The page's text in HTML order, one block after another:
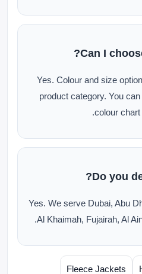
Can I
Yes. Colour and size
product category. You
colour chart
Do you
Yes. We serve Dubai, Abu
Al Khaimah, Fujairah, Al
Fleece Jackets